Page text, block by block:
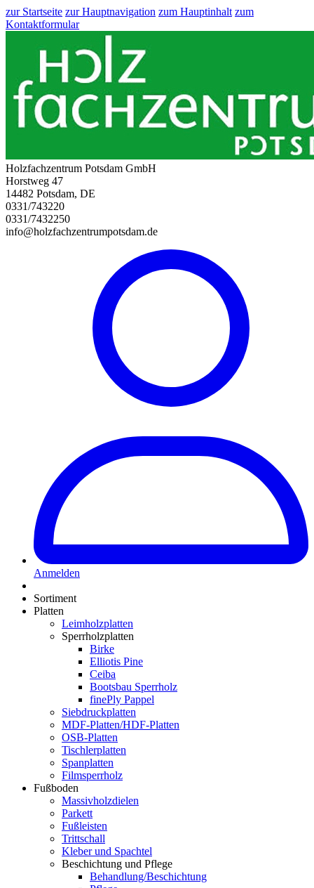
zur Startseite zur Hauptnavigation zum Hauptinhalt zum
Kontaktformular
Holzfachzentrum Potsdam GmbH
Horstweg 47
14482 Potsdam, DE
0331/743220
0331/7432250
info@holzfachzentrumpotsdam.de
Anmelden
Sortiment
Platten
Leimholzplatten
Sperrholzplatten
Birke
Elliotis Pine
Ceiba
Bootsbau Sperrholz
finePly Pappel
Siebdruckplatten
MDF-Platten/HDF-Platten
OSB-Platten
Tischlerplatten
Spanplatten
Filmsperrholz
Fußboden
Massivholzdielen
Parkett
Fußleisten
Trittschall
Kleber und Spachtel
Beschichtung und Pflege
Behandlung/Beschichtung